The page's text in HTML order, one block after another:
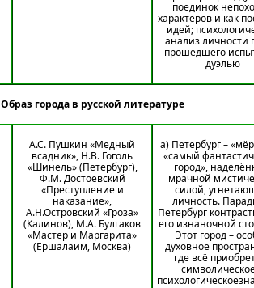
поединок
характеров и как
идей;
анализ личности
прошедшего
дуэлью
Образ города в русской литературе
А.С. Пушкин «Медный
всадник», Н.В. Гоголь
«Шинель» (Петербург),
Ф.М. Достоевский
«Преступление и
наказание»,
А.Н.Островский «Гроза»
(Калинов), М.А. Булгаков
«Мастер и Маргарита»
(Ершалаим, Москва)
а) Петербург –
«самый
город»,
мрачной
силой,
личность.
Петербург
его изнаночной
Этот город –
духовное
где всё